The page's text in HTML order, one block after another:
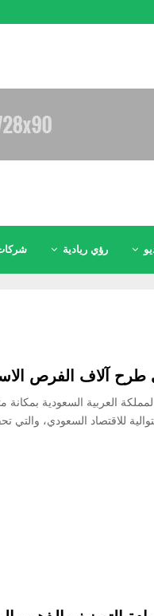
رؤي ريادية
العربية السعودية